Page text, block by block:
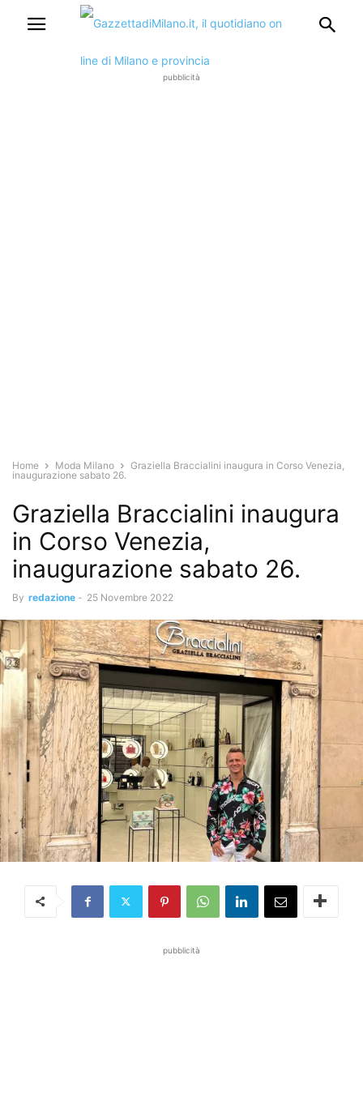
pubblicità
Home Moda Milano
Graziella Braccialini inaugura in Corso Venezia,
inaugurazione sabato 26.
Graziella Braccialini inaugura
in Corso Venezia,
inaugurazione sabato 26.
By redazione - 25 Novembre 2022
pubblicità